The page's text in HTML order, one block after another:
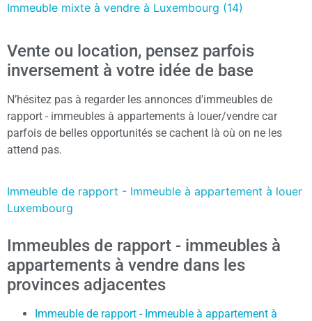
Immeuble mixte à vendre à Luxembourg (14)
Vente ou location, pensez parfois
inversement à votre idée de base
N’hésitez pas à regarder les annonces d'immeubles de
rapport - immeubles à appartements à louer/vendre car
parfois de belles opportunités se cachent là où on ne les
attend pas.
Immeuble de rapport - Immeuble à appartement à louer
Luxembourg
Immeubles de rapport - immeubles à
appartements à vendre dans les
provinces adjacentes
Immeuble de rapport - Immeuble à appartement à